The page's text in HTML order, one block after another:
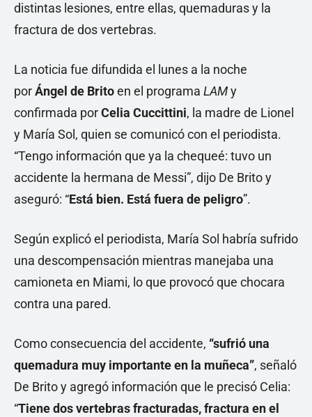
distintas lesiones, entre ellas, quemaduras y la
fractura de dos vertebras.
La noticia fue difundida el lunes a la noche
porÁngel de Britoen el programa LAMy
confirmada porCelia Cuccittini, la madre de Lionel
y María Sol, quien se comunicó con el periodista.
“Tengo información que ya la chequeé: tuvo un
accidente la hermana de Messi”, dijo De Brito y
aseguró: “Está bien. Está fuera de peligro”.
Según explicó el periodista, María Sol habría sufrido
una descompensación mientras manejaba una
camioneta en Miami, lo que provocó que chocara
contra una pared.
Como consecuencia del accidente, “sufrió una
quemadura muy importante en la muñeca”, señaló
De Brito y agregó información que le precisó Celia:
“Tiene dos vertebras fracturadas, fractura en el